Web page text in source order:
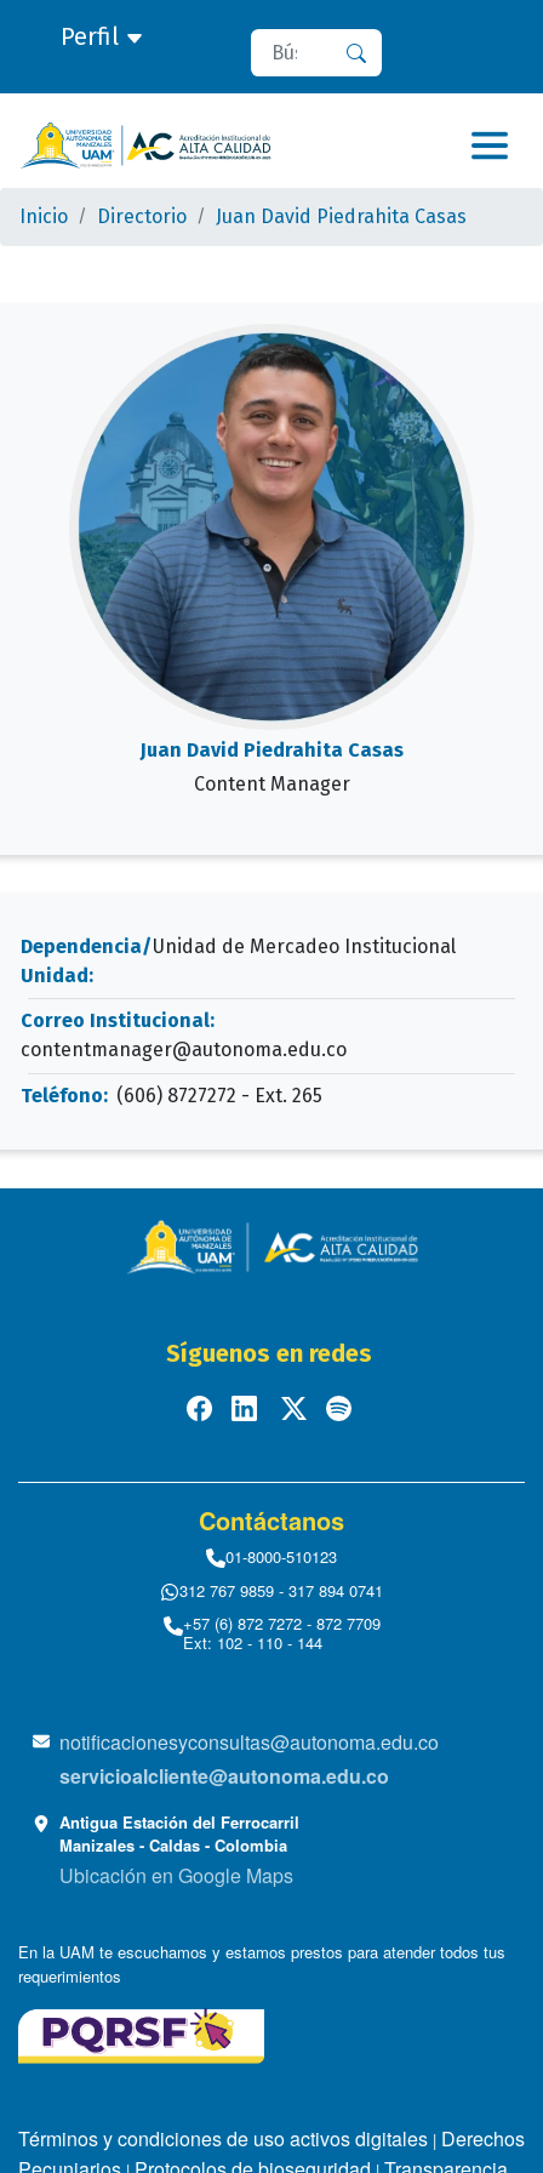
Perfil Buscar
Inicio Directorio Juan David Piedrahita Casas
Juan David Piedrahita Casas
Content Manager
Dependencia/
Unidad:
Unidad de Mercadeo Institucional
Correo Institucional:
contentmanager@autonoma.edu.co
Teléfono: (606) 8727272 - Ext. 265
Síguenos en redes
Contáctanos
01-8000-510123
312 767 9859 - 317 894 0741
+57 (6) 872 7272 - 872 7709
Ext: 102 - 110 - 144
notificacionesyconsultas@autonoma.edu.co
servicioalcliente@autonoma.edu.co
Antigua Estación del Ferrocarril
Manizales - Caldas - Colombia
Ubicación en Google Maps
En la UAM te escuchamos y estamos prestos para atender todos tus
requerimientos
Términos y condiciones de uso activos digitales | Derechos